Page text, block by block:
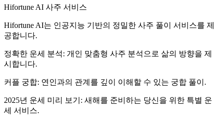
Hifortune AI 사주 서비스
Hifortune AI는 인공지능 기반의 정밀한 사주 풀이 서비스를 제
공합니다.
정확한 운세 분석: 개인 맞춤형 사주 분석으로 삶의 방향을 제
시합니다.
커플 궁합: 연인과의 관계를 깊이 이해할 수 있는 궁합 풀이.
2025년 운세 미리 보기: 새해를 준비하는 당신을 위한 특별 운
세 서비스.